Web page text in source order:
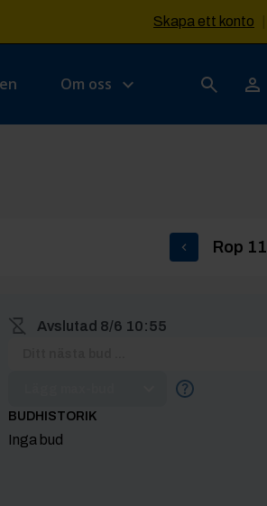
Skapa ett konto
Om oss
Rop 11
Avslutad 8/6 10:55
BUDHISTORIK
Inga bud